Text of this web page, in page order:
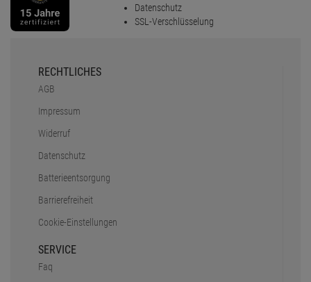
Datenschutz
SSL-Verschlüsselung
RECHTLICHES
AGB
Impressum
Widerruf
Datenschutz
Batterieentsorgung
Barrierefreiheit
Cookie-Einstellungen
SERVICE
Faq